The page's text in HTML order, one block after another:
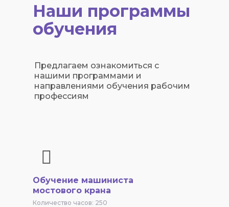
Наши программы
обучения
Предлагаем ознакомиться с
нашими программами и
направлениями обучения рабочим
профессиям
Обучение машиниста
мостового крана
Количество часов: 250